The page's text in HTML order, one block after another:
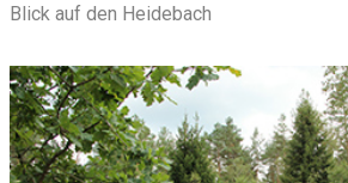
Blick auf den Heidebach